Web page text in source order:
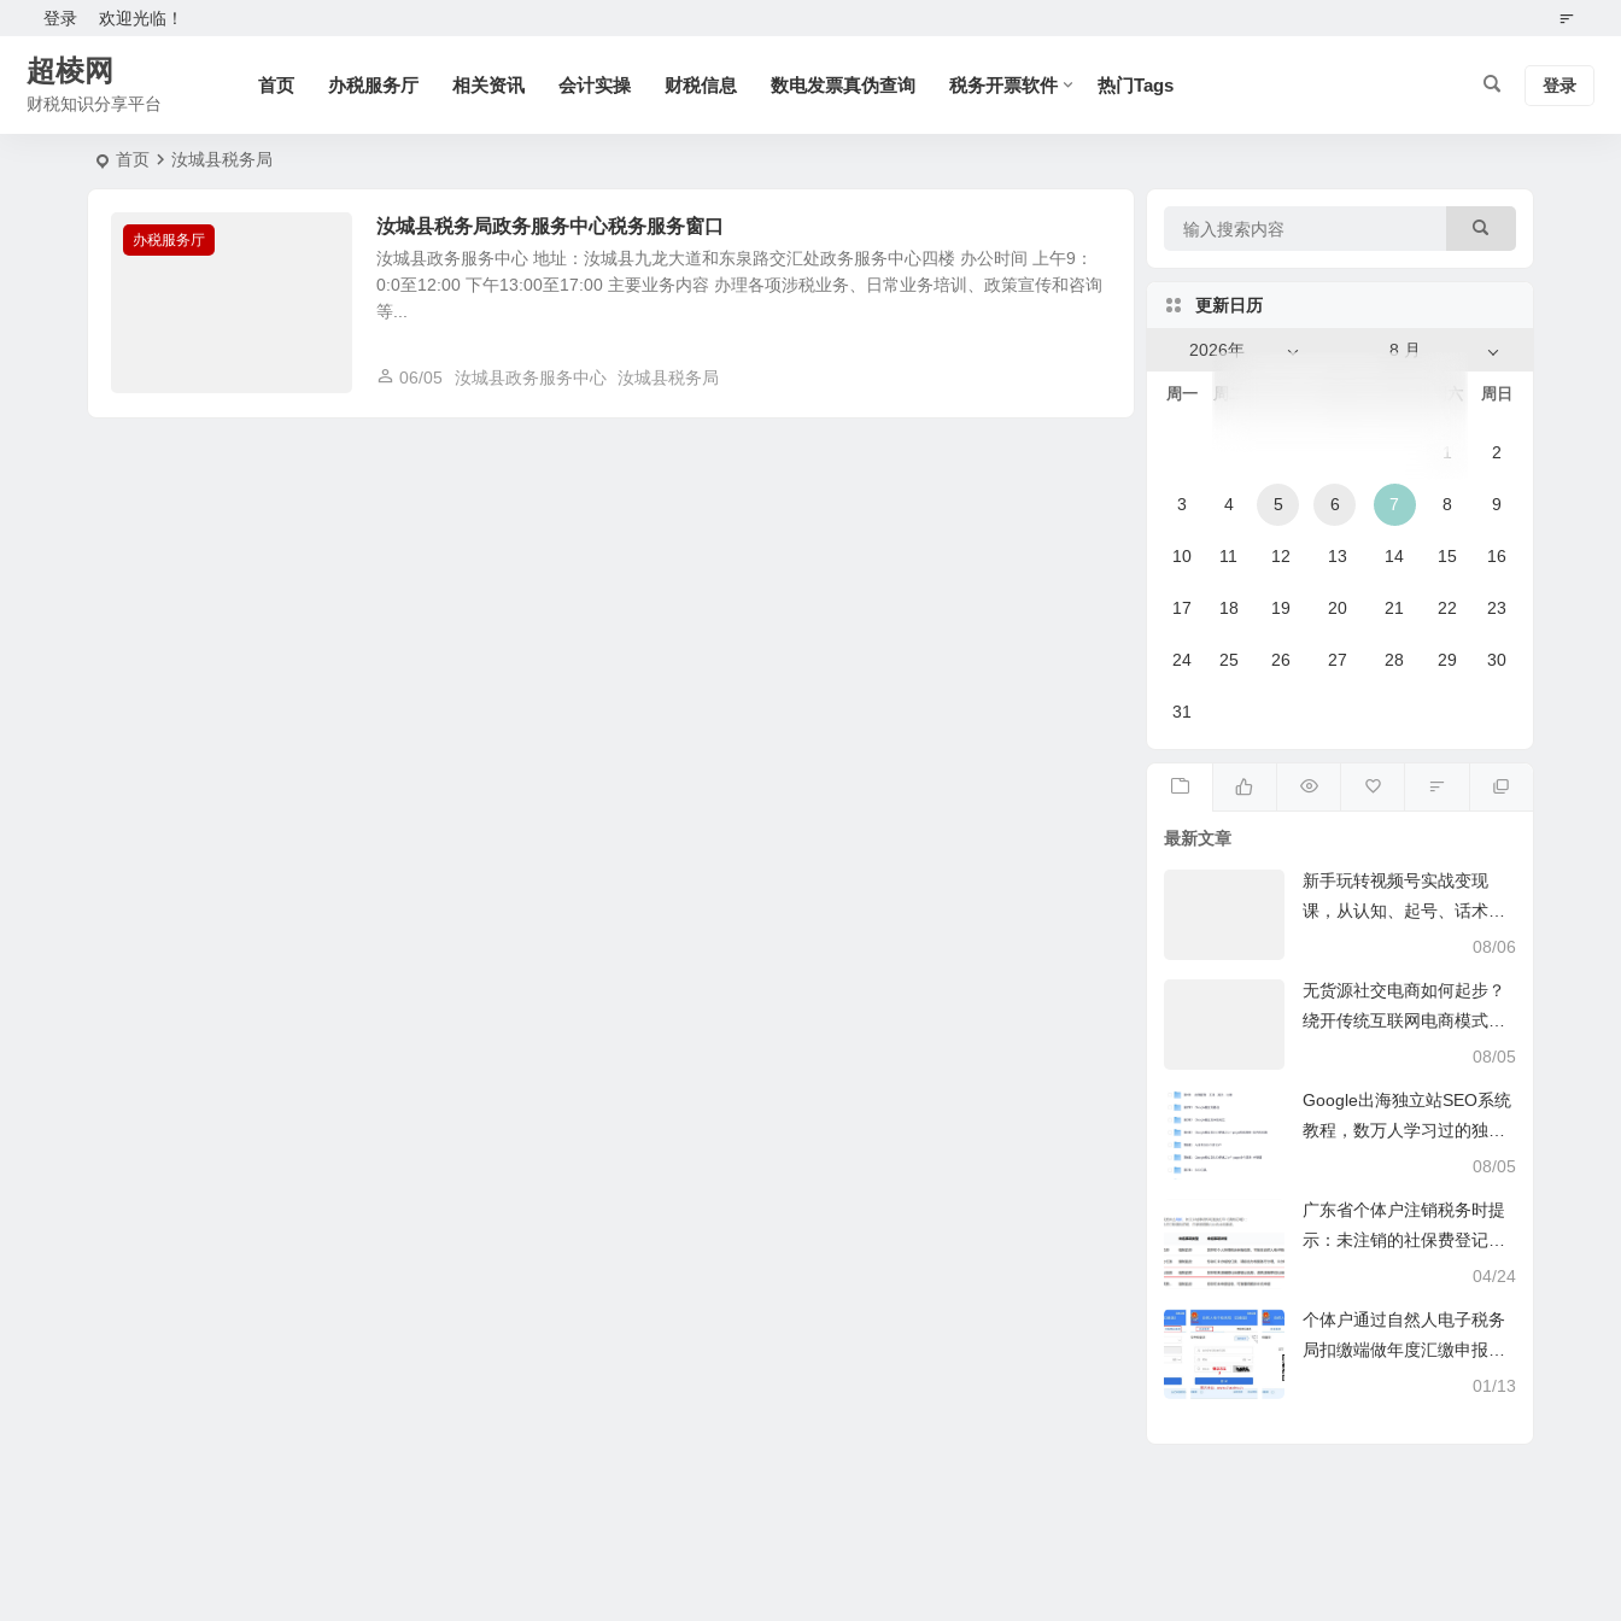
欢迎光临！
登录
超棱网
财税知识分享平台
首页 办税服务厅 相关资讯 会计实操 财税信息 数电发票真伪查询 税务开票软件 热门Tags 登录
首页 汝城县税务局
办税服务厅
汝城县税务局政务服务中心税务服务窗口
汝城县政务服务中心 地址：汝城县九龙大道和东泉路交汇处政务服务中心四楼 办公时间 上午9：
0:0至12:00 下午13:00至17:00 主要业务内容 办理各项涉税业务、日常业务培训、政策宣传和咨询
等...
06/05 汝城县政务服务中心 汝城县税务局
更新日历
8 月
2026年
周一 周二 周六 周日
1 2
3 4 5 6 7 8 9
10 11 12 13 14 15 16
17 18 19 20 21 22 23
24 25 26 27 28 29 30
31
最新文章
新手玩转视频号实战变现
课，从认知、起号、话术、
选品、开播到投放的全链路
08/06
无货源社交电商如何起步？
绕开传统互联网电商模式撒
豆成兵，实现跨平台交易实
08/05
Google出海独立站SEO系统
教程，数万人学习过的独立
08/05
广东省个体户注销税务时提
示：未注销的社保费登记信
04/24
个体户通过自然人电子税务
局扣缴端做年度汇缴申报税
时显示要交税，不是可以免
01/13